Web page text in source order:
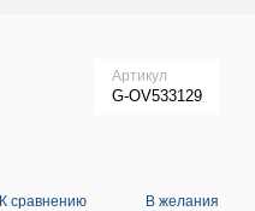
Артикул
G-OV533129
К сравнению В желания